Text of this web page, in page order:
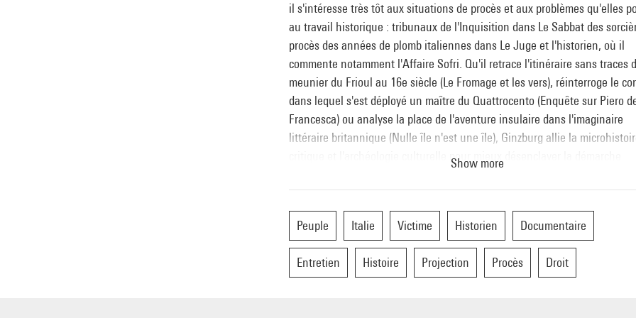
il s'intéresse très tôt aux situations de procès et aux problèmes qu'elles
au travail historique : tribunaux de l'Inquisition dans Le Sabbat des
procès des années de plomb italiennes dans Le Juge et l'historien, où il
commente notamment l'Affaire Sofri. Qu'il retrace l'itinéraire sans traces
meunier du Frioul au 16e siècle (Le Fromage et les vers), réinterroge le
dans lequel s'est déployé un maître du Quattrocento (Enquête sur Piero
Francesca) ou analyse la place de l'aventure insulaire dans l'imaginaire
littéraire britannique (Nulle île n'est une île), Ginzburg allie la
critique et l'archéologie culturelle pour mieux désenclaver la démarche
jamais se confondre avec elles.
La conférence de Carlo Ginzburg sera suivie de la projection du film de
Louis Comolli, L'Affaire Sofri (France, 2001, 65'), d'après l'ouvrage Le Juge
Show more
Peuple Italie Victime Historien Documentaire
Entretien Histoire Projection Procès Droit